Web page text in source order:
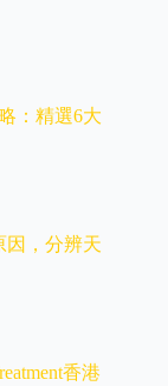
：精選6大
因，分辨天
香港